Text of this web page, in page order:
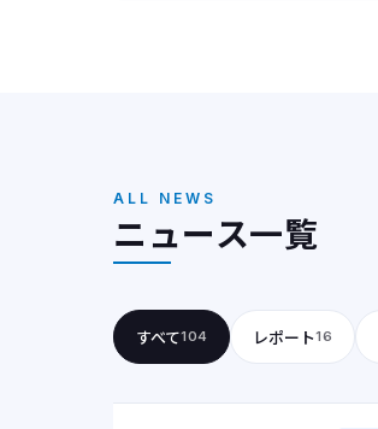
ALL NEWS
ニュース一覧
すべて104 レポート16